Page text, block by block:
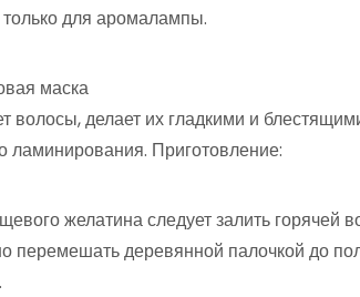
только для аромалампы.
маска
волосы, делает их гладкими и
ламинирования. Приготовление:
желатина следует залить горячей
перемешать деревянной палочкой до